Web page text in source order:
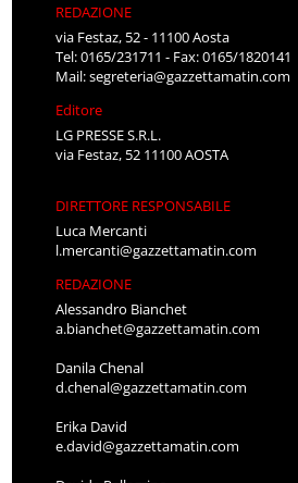
REDAZIONE
via Festaz, 52 - 11100 Aosta
Tel: 0165/231711 - Fax: 0165/1820141
Mail:segreteria@gazzettamatin.com
Editore
LG PRESSE S.R.L.
via Festaz, 52 11100 AOSTA
DIRETTORE RESPONSABILE
Luca Mercanti
l.mercanti@gazzettamatin.com
REDAZIONE
Alessandro Bianchet
a.bianchet@gazzettamatin.com
Danila Chenal
d.chenal@gazzettamatin.com
Erika David
e.david@gazzettamatin.com